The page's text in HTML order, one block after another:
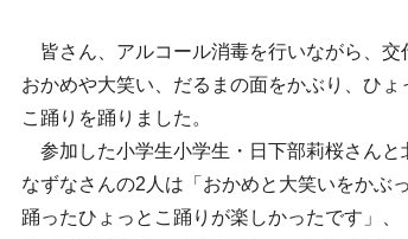
皆さん、アルコール消毒を行いながら、交
おかめや大笑い、だるまの面をかぶり、ひょ
こ踊りを踊りました。
参加した小学生小学生・日下部莉桜さんと
なずなさんの2人は「おかめと大笑いをかぶ
踊ったひょっとこ踊りが楽しかったです」、